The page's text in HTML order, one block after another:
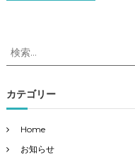
検
索
象
:
カテゴリー
Home
お知らせ